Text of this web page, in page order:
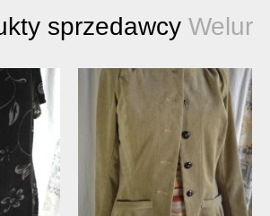
sprzedawcy Welur